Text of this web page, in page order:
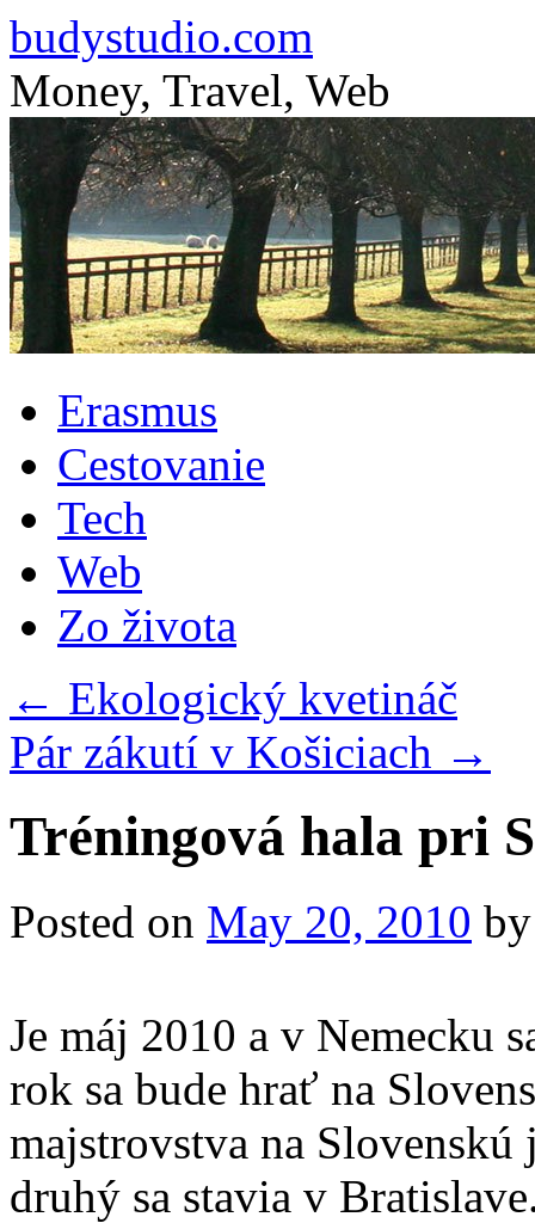
budystudio.com
Money, Travel, Web
to
contentErasmus
Cestovanie
Tech
Web
Zo života
← Ekologický kvetináč
Pár zákutí v Košiciach →
Tréningová hala pri
Posted on May 20, 2010 by
Je máj 2010 a v Nemecku
rok sa bude hrať na
majstrovstva na Slovenskú
druhý sa stavia v